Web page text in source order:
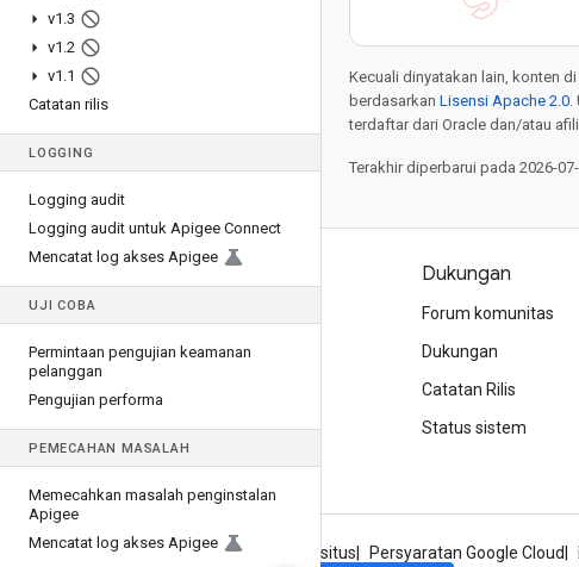
v1 .3
v1 .2
v1 .1
Catatan rilis
LOGGING
Logging audit
Logging audit untuk Apigee Connect
Mencatat log akses Apigee
UJI COBA
Permintaan pengujian keamanan
pelanggan
Pengujian performa
PEMECAHAN MASALAH
Memecahkan masalah penginstalan
Apigee
Mencatat log akses Apigee
Kecuali dinyatakan lain, konten
berdasarkan Lisensi Apache 2.0.
terdaftar dari Oracle dan/atau
Terakhir diperbarui pada 2026-
Lihat semua produk
Harga Google Cloud
Google Cloud Marketplace
Hubungi bagian penjualan
Dukungan
Forum komunitas
Dukungan
Catatan Rilis
Status sistem
Tentang Google Privasi Persyaratan situs Persyaratan Google Cloud